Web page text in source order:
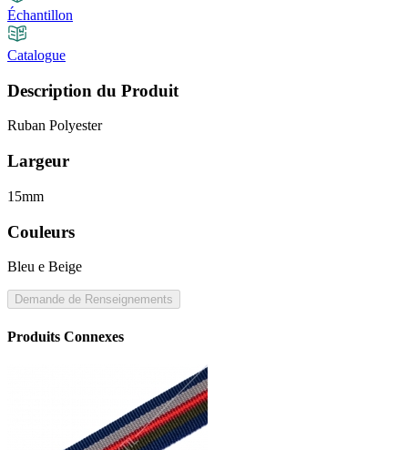
Échantillon
Catalogue
Description du Produit
Ruban Polyester
Largeur
15mm
Couleurs
Bleu e Beige
Demande de Renseignements
Produits Connexes